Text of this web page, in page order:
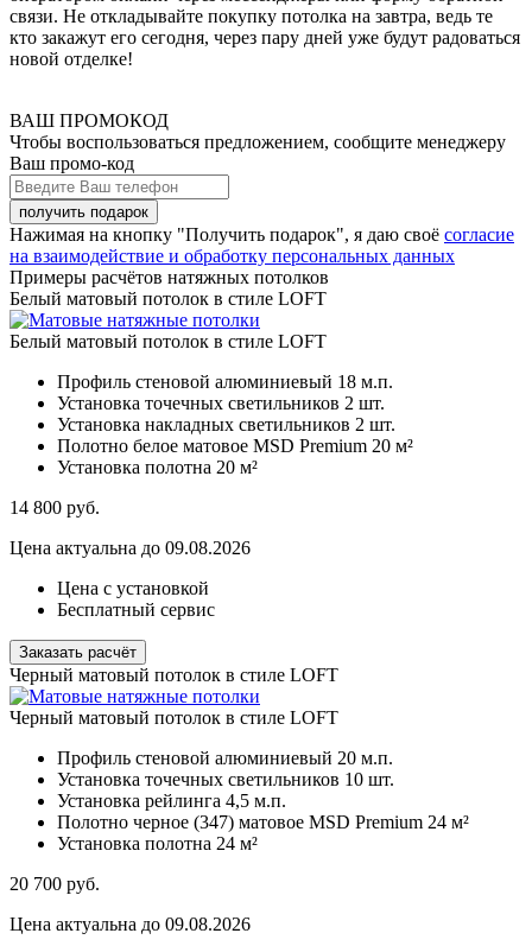
связи. Не откладывайте покупку потолка на завтра, ведь те
кто закажут его сегодня, через пару дней уже будут радоваться
новой отделке!
ВАШ ПРОМОКОД
Чтобы воспользоваться предложением, сообщите менеджеру
Ваш промо-код
Нажимая на кнопку "Получить подарок", я даю своё согласие
на взаимодействие и обработку персональных данных
Примеры расчётов натяжных потолков
Белый матовый потолок в стиле LOFT
Белый матовый потолок в стиле LOFT
Профиль стеновой алюминиевый 18 м.п.
Установка точечных светильников 2 шт.
Установка накладных светильников 2 шт.
Полотно белое матовое MSD Premium 20 м²
Установка полотна 20 м²
14 800 руб.
Цена актуальна до 09.08.2026
Цена с установкой
Бесплатный сервис
Заказать расчёт
Черный матовый потолок в стиле LOFT
Черный матовый потолок в стиле LOFT
Профиль стеновой алюминиевый 20 м.п.
Установка точечных светильников 10 шт.
Установка рейлинга 4,5 м.п.
Полотно черное (347) матовое MSD Premium 24 м²
Установка полотна 24 м²
20 700 руб.
Цена актуальна до 09.08.2026